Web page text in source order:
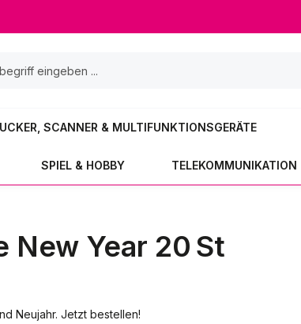
SCANNER & MULTIFUNKTIONSGERÄTE
SPIEL & HOBBY TELEKOMMUNIKATION
New Year 20 St
Neujahr. Jetzt bestellen!